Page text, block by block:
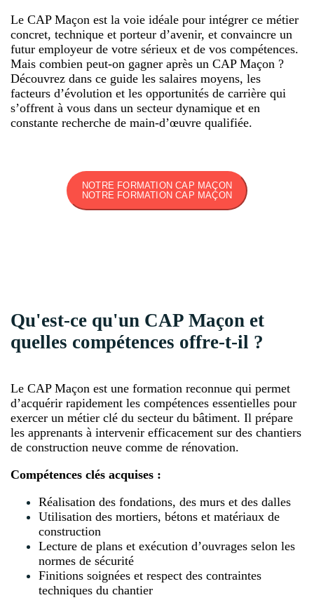
Le CAP Maçon est la voie idéale pour intégrer ce métier
concret, technique et porteur d’avenir, et convaincre un
futur employeur de votre sérieux et de vos compétences.
Mais combien peut-on gagner après un CAP Maçon ?
Découvrez dans ce guide les salaires moyens, les
facteurs d’évolution et les opportunités de carrière qui
s’offrent à vous dans un secteur dynamique et en
constante recherche de main-d’œuvre qualifiée.
NOTRE FORMATION CAP MAÇON
NOTRE FORMATION CAP MAÇON
Qu'est-ce qu'un CAP Maçon et
quelles compétences offre-t-il ?
Le CAP Maçon est une formation reconnue qui permet
d’acquérir rapidement les compétences essentielles pour
exercer un métier clé du secteur du bâtiment. Il prépare
les apprenants à intervenir efficacement sur des chantiers
de construction neuve comme de rénovation.
Compétences clés acquises :
Réalisation des fondations, des murs et des dalles
Utilisation des mortiers, bétons et matériaux de
construction
Lecture de plans et exécution d’ouvrages selon les
normes de sécurité
Finitions soignées et respect des contraintes
techniques du chantier